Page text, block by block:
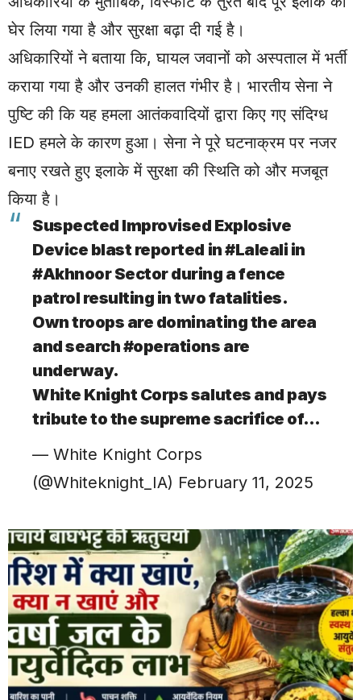
घेर लिया गया है और सुरक्षा बढ़ा दी गई है।
अधिकारियों ने बताया कि, घायल जवानों को अस्पताल में भर्ती
कराया गया है और उनकी हालत गंभीर है। भारतीय सेना ने
पुष्टि की कि यह हमला आतंकवादियों द्वारा किए गए संदिग्ध
IED हमले के कारण हुआ। सेना ने पूरे घटनाक्रम पर नजर
बनाए रखते हुए इलाके में सुरक्षा की स्थिति को और मजबूत
किया है।
Suspected Improvised Explosive
Device blast reported in#Laleali in
#AkhnoorSector during a fence
patrol resulting in two fatalities.
Own troops are dominating the area
and search#operations are
underway.
White Knight Corps salutes and pays
tribute to the supreme sacrifice of…
— White Knight Corps
(@Whiteknight_IA) February 11, 2025